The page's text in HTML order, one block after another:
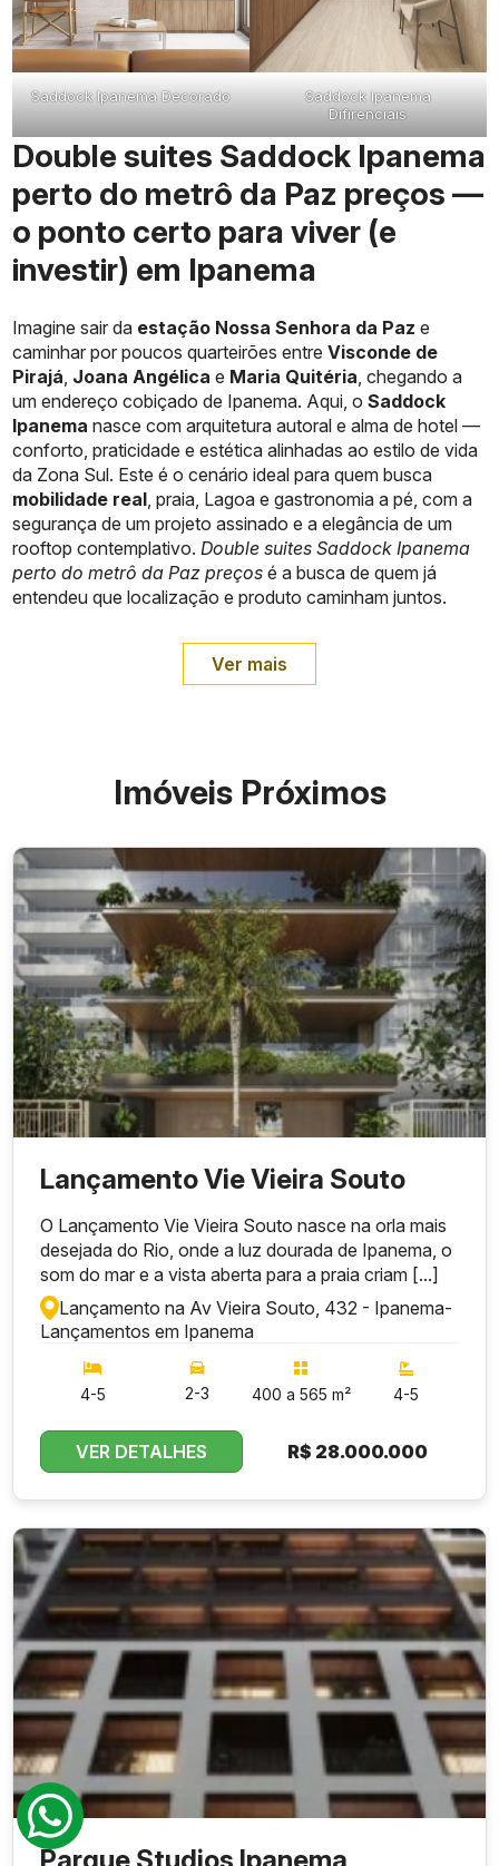
Saddock Ipanema Decorado
Saddock Ipanema
Difirenciais
Double suites Saddock Ipanema
perto do metrô da Paz preços —
o ponto certo para viver (e
investir) em Ipanema
Imagine sair da estação Nossa Senhora da Paz e
caminhar por poucos quarteirões entreVisconde de
Pirajá, Joana Angélica e Maria Quitéria, chegando a
um endereço cobiçado de Ipanema. Aqui, oSaddock
Ipanema nasce com arquitetura autoral e alma de hotel —
conforto, praticidade e estética alinhadas ao estilo de vida
da Zona Sul. Este é o cenário ideal para quem busca
mobilidade real, praia, Lagoa e gastronomia a pé, com a
segurança de um projeto assinado e a elegância de um
rooftop contemplativo.Double suites Saddock Ipanema
perto do metrô da Paz preços é a busca de quem já
entendeu que localização e produto caminham juntos.
Ver mais
Imóveis Próximos
Lançamento Vie Vieira Souto
O Lançamento Vie Vieira Souto nasce na orla mais
desejada do Rio, onde a luz dourada de Ipanema, o
som do mar e a vista aberta para a praia criam [...]
Lançamento na Av Vieira Souto, 432 - Ipanema-
Lançamentos em Ipanema
4-5 2-3 400 a 565 m² 4-5
VER DETALHES R$ 28.000.000